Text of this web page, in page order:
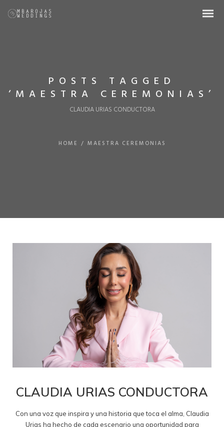
POSTS TAGGED
‘MAESTRA CEREMONIAS’
CLAUDIA URIAS CONDUCTORA
HOME / MAESTRA CEREMONIAS
CLAUDIA URIAS CONDUCTORA
Con una voz que inspira y una historia que toca el alma, Claudia
Urias ha hecho de cada escenario una oportunidad para